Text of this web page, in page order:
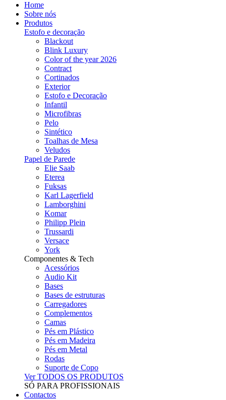
Home
Sobre nós
Produtos
Estofo e decoração
Blackout
Blink Luxury
Color of the year 2026
Contract
Cortinados
Exterior
Estofo e Decoração
Infantil
Microfibras
Pelo
Sintético
Toalhas de Mesa
Veludos
Papel de Parede
Elie Saab
Eterea
Fuksas
Karl Lagerfield
Lamborghini
Komar
Philipp Plein
Trussardi
Versace
York
Componentes & Tech
Acessórios
Audio Kit
Bases
Bases de estruturas
Carregadores
Complementos
Camas
Pés em Plástico
Pés em Madeira
Pés em Metal
Rodas
Suporte de Copo
Ver TODOS OS PRODUTOS
SÓ PARA PROFISSIONAIS
Contactos